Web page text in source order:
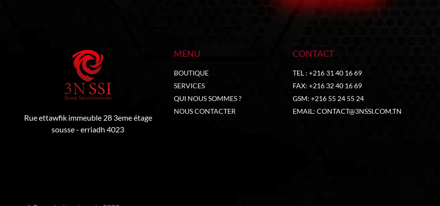
Rue ettawfik immeuble 28 3eme étage
sousse - erriadh 4023
MENU
BOUTIQUE
SERVICES
QUI NOUS SOMMES ?
NOUS CONTACTER
CONTACT
TEL : +216 31 40 16 69
FAX: +216 32 40 16 69
GSM: +216 55 24 55 24
EMAIL:CONTACT@3NSSI.COM.TN